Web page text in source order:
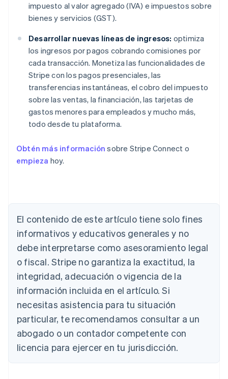
impuesto al valor agregado (IVA) e impuestos sobre
bienes y servicios (GST).
Desarrollar nuevas líneas de ingresos: optimiza
los ingresos por pagos cobrando comisiones por
cada transacción. Monetiza las funcionalidades de
Stripe con los pagos presenciales, las
transferencias instantáneas, el cobro del impuesto
sobre las ventas, la financiación, las tarjetas de
gastos menores para empleados y mucho más,
todo desde tu plataforma.
Obtén más información sobre Stripe Connect o
empieza hoy.
El contenido de este artículo tiene solo fines
informativos y educativos generales y no
debe interpretarse como asesoramiento legal
o fiscal. Stripe no garantiza la exactitud, la
integridad, adecuación o vigencia de la
información incluida en el artículo. Si
necesitas asistencia para tu situación
particular, te recomendamos consultar a un
abogado o un contador competente con
licencia para ejercer en tu jurisdicción.
DeutschEnglish
English
Austria
DeutschEnglish
Bélgica
Nederlands FrançaisDeutschEnglish
Brasil
Bulgaria
English
Canadá
EnglishFrançais
China continental